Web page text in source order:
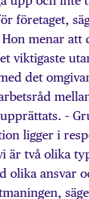
företaget,
menar att
viktigaste
det
–
ligger i
är två olika
olika ansvar